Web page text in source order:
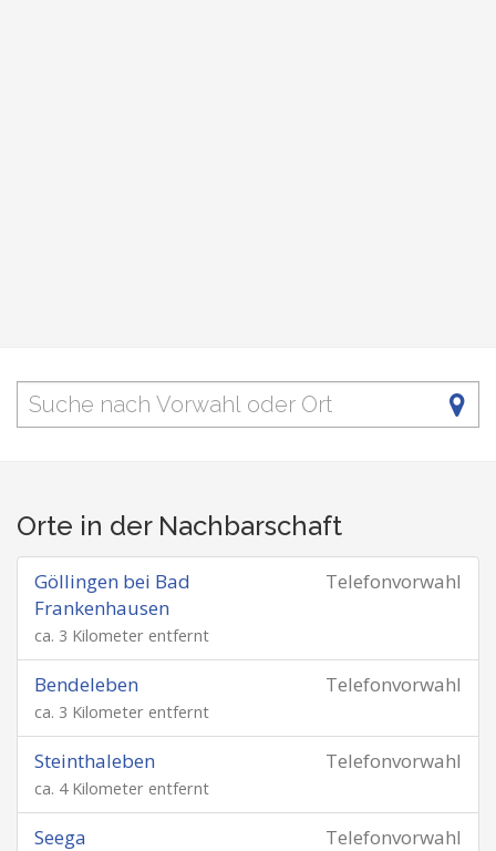
Orte in der Nachbarschaft
Telefonvorwahl
Göllingen bei Bad
Frankenhausen
ca. 3 Kilometer entfernt
Telefonvorwahl
Bendeleben
ca. 3 Kilometer entfernt
Telefonvorwahl
Steinthaleben
ca. 4 Kilometer entfernt
Telefonvorwahl
Seega